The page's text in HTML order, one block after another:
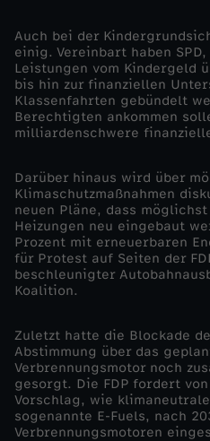
f
?
Auch bei der
einig. Vereinbart haben SPD,
Leistungen vom Kindergeld
bis hin zur finanziellen
Klassenfahrten gebündelt
Berechtigten ankommen
milliardenschwere
Darüber hinaus wird über
Klimaschutzmaßnahmen
neuen Pläne, dass
Heizungen neu eingebaut
Prozent mit erneuerbaren
für Protest auf Seiten der
beschleunigter
Koalition.
Zuletzt hatte die Blockade
Abstimmung über das
Verbrennungsmotor noch
gesorgt. Die FDP fordert
Vorschlag, wie
sogenannte E-Fuels, nach
Verbrennungsmotoren